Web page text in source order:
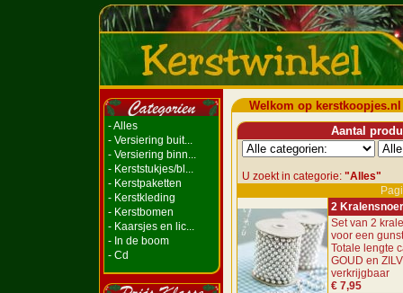
- Alles
- Versiering buit...
- Versiering binn...
- Kerststukjes/bl...
- Kerstpaketten
- Kerstkleding
- Kerstbomen
- Kaarsjes en lic...
- In de boom
- Cd
Welkom op kerstkoopjes.nl
Aantal
U zoekt in categorie: "Alles"
2
Set van 2
voor een
Totale lengte
GOUD en
verkrijgbaar
€ 7,95